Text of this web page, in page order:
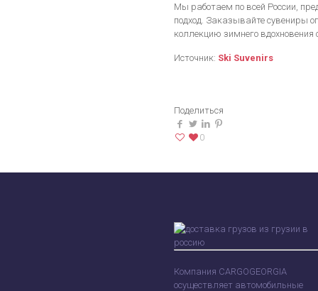
Мы работаем по всей России,
подход. Заказывайте сувениры
коллекцию зимнего вдохновения
Источник: Ski Suvenirs
Поделиться
0
Компания CARGOGEORGIA
осуществляет автомобильные